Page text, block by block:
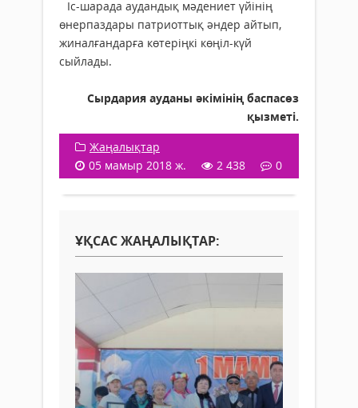
Іс-шарада аудандық мәдениет үйінің
өнерпаздары патриоттық әндер айтып,
жиналғандарға көтеріңкі көңіл-күй
сыйлады.
Сырдария ауданы әкімінің баспасөз
қызметі.
Жаңалықтар
05 мамыр 2018 ж.
2 438 0
ҰҚСАС ЖАҢАЛЫҚТАР: